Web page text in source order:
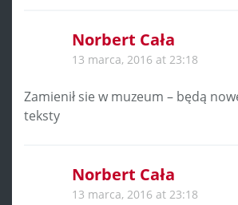
Norbert Cała
13 marca, 2016 at 23:18
Zamienił sie w muzeum – będą
teksty
Norbert Cała
13 marca, 2016 at 23:18